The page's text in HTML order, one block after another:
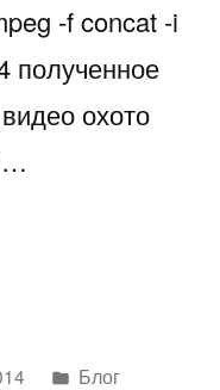
-f concat -i
полученное
охото
…
Написано
Блог